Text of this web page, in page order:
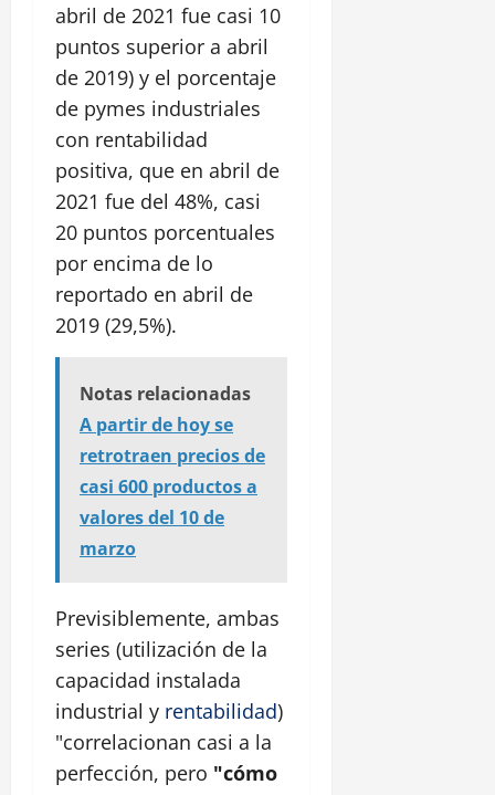
abril de 2021 fue casi 10
puntos superior a abril
de 2019) y el porcentaje
de pymes industriales
con rentabilidad
positiva, que en abril de
2021 fue del 48%, casi
20 puntos porcentuales
por encima de lo
reportado en abril de
2019 (29,5%).
Notas relacionadas
A partir de hoy se
retrotraen precios de
casi 600 productos a
valores del 10 de
marzo
Previsiblemente, ambas
series (utilización de la
capacidad instalada
industrial y rentabilidad)
"correlacionan casi a la
perfección, pero "cómo